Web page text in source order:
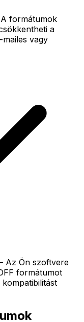
formátumok
a
vagy
Ön szoftvere
formátumot